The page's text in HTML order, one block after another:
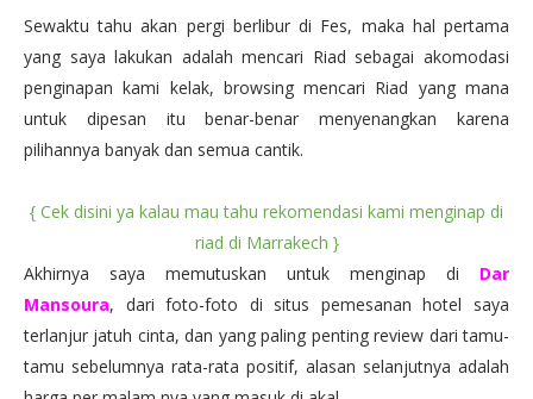
Sewaktu tahu akan pergi berlibur di Fes, maka hal pertama
yang saya lakukan adalah mencari Riad sebagai akomodasi
penginapan kami kelak, browsing mencari Riad yang mana
untuk dipesan itu benar-benar menyenangkan karena
pilihannya banyak dan semua cantik.
{ Cek disini ya kalau mau tahu rekomendasi kami menginap di
riad di Marrakech }
Akhirnya saya memutuskan untuk menginap di Dar
Mansoura, dari foto-foto di situs pemesanan hotel saya
terlanjur jatuh cinta, dan yang paling penting review dari tamu-
tamu sebelumnya rata-rata positif, alasan selanjutnya adalah